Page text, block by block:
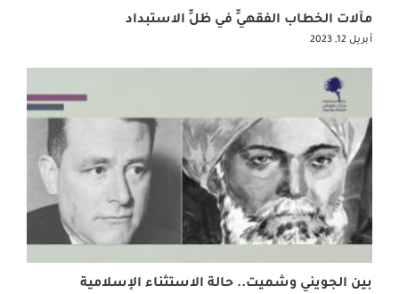
مآلات الخطاب الفقهيِّ في ظلِّ الاستبداد
أبريل 12, 2023
بين الجويني وشميت.. حالة الاستثناء الإسلامية